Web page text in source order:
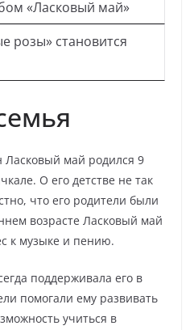
«Ласковый май»
розы» становится
май родился 9
О его детстве не так
что его родители были
возрасте Ласковый май
к музыке и пению.
поддерживала его в
помогали ему развивать
учиться в